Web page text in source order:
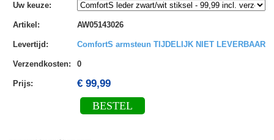
Uw keuze:
Artikel : AW05143026
Levertijd : ComfortS armsteun TIJDELIJK NIET LEVERBAAR
Verzendkosten: 0
Prijs: € 99,99
BESTEL